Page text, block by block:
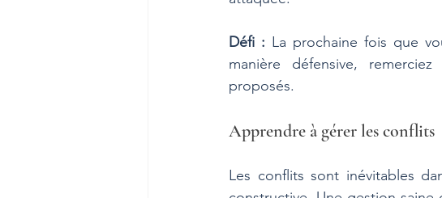
Défi : La prochaine fois que
manière défensive,
proposés.
Apprendre à gérer les conflits
Les conflits sont inévitables